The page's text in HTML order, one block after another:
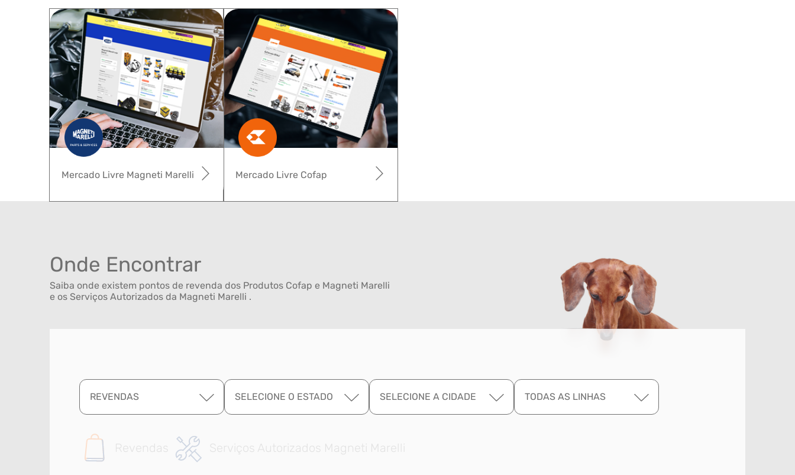
Mercado Livre Cofap
Mercado Livre Magneti Marelli
Onde Encontrar
Saiba onde existem pontos de revenda dos Produtos Cofap e Magneti Marelli
e os Serviços Autorizados da Magneti Marelli .
REVENDAS SELECIONE O ESTADO SELECIONE A CIDADE TODAS AS LINHAS
Revendas Serviços Autorizados Magneti Marelli